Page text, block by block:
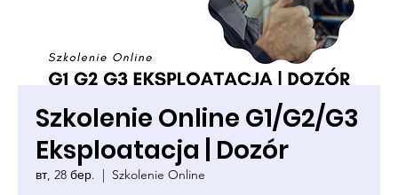
Szkolenie Online G1/G2/G3
Eksploatacja | Dozór
вт, 28 бер.
  |
Szkolenie Online